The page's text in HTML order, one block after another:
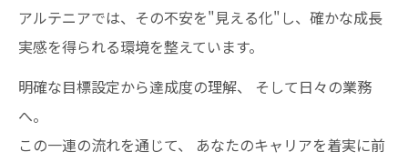
アルテニアでは、その不安を"見える化"し、確かな成長
実感を得られる環境を整えています。
明確な目標設定から達成度の理解、 そして日々の業務
へ。
この一連の流れを通じて、 あなたのキャリアを着実に前